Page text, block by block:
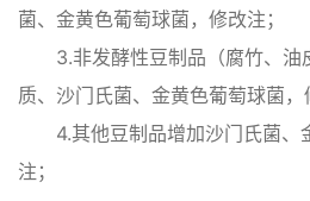
菌、金黄色葡萄球菌，修改注；
3.非发酵性豆制品（腐竹、油
质、沙门氏菌、金黄色葡萄球菌，
4.其他豆制品增加沙门氏菌、
注；